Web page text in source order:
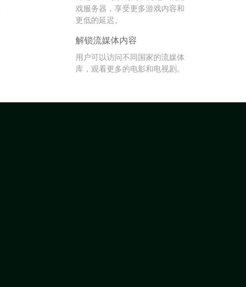
戏服务器，享受更多游戏内容和
更低的延迟。
解锁流媒体内容
用户可以访问不同国家的流媒体
库，观看更多的电影和电视剧。